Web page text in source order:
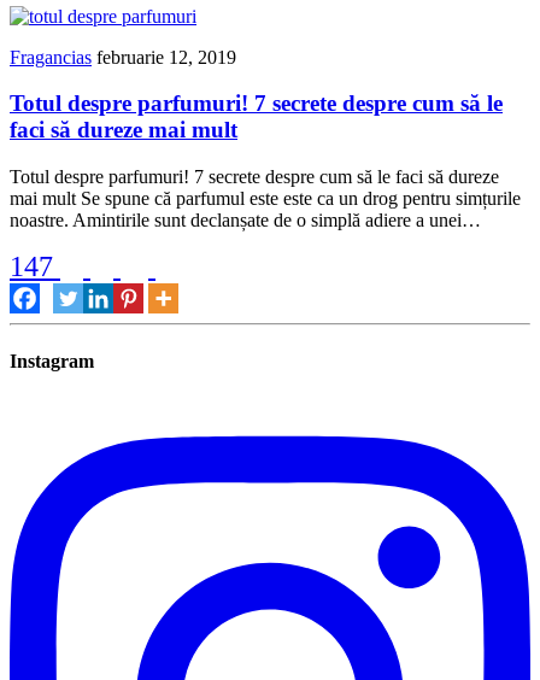
Fragancias februarie 12, 2019
Totul despre parfumuri! 7 secrete despre cum să le
faci să dureze mai mult
Totul despre parfumuri! 7 secrete despre cum să le faci să dureze
mai mult Se spune că parfumul este este ca un drog pentru simțurile
noastre. Amintirile sunt declanșate de o simplă adiere a unei…
147
Instagram